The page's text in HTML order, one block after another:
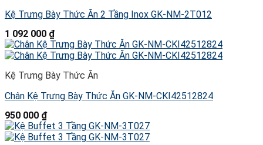
Kệ Trưng Bày Thức Ăn 2 Tầng Inox GK-NM-2T012
1 092 000 ₫
Kệ Trưng Bày Thức Ăn
Chân Kệ Trưng Bày Thức Ăn GK-NM-CKI42512824
950 000 ₫